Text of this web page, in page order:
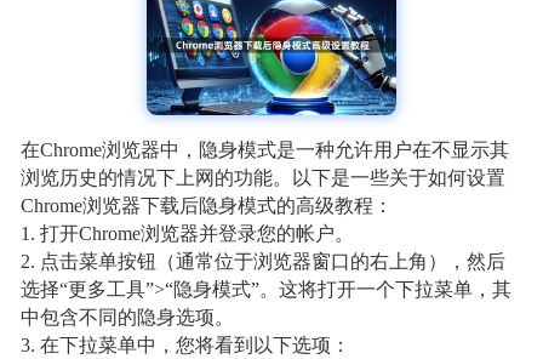
在Chrome浏览器中，隐身模式是一种允许用户在不显示其
浏览历史的情况下上网的功能。以下是一些关于如何设置
Chrome浏览器下载后隐身模式的高级教程：
1. 打开Chrome浏览器并登录您的帐户。
2. 点击菜单按钮（通常位于浏览器窗口的右上角），然后
选择“更多工具”>“隐身模式”。这将打开一个下拉菜单，其
中包含不同的隐身选项。
3. 在下拉菜单中，您将看到以下选项：